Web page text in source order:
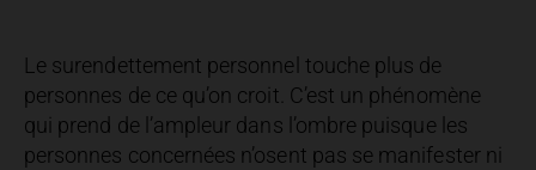
Le surendettement personnel touche plus de
personnes de ce qu’on croit. C’est un phénomène
qui prend de l’ampleur dans l’ombre puisque les
personnes concernées n’osent pas se manifester ni